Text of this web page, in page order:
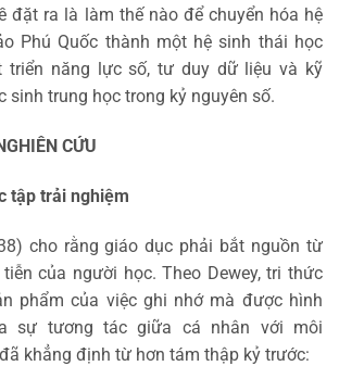
đặt ra là làm thế nào để chuyển hóa hệ
Phú Quốc thành một hệ sinh thái học
triển năng lực số, tư duy dữ liệu và kỹ
sinh trung học trong kỷ nguyên số.
CỨU
tập trải nghiệm
cho rằng giáo dục phải bắt nguồn từ
của người học. Theo Dewey, tri thức
phẩm của việc ghi nhớ mà được hình
sự tương tác giữa cá nhân với môi
khẳng định từ hơn tám thập kỷ trước: